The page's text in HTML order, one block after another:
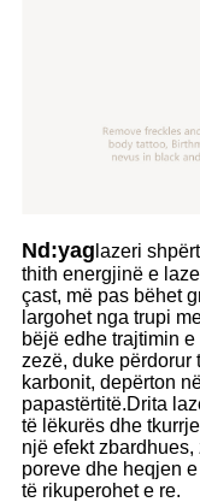
Nd:yag lazeri
thith energjinë e
çast, më pas bëhet
largohet nga trupi
bëjë edhe trajtimin
zezë, duke përdorur
karbonit, depërton
papastërtitë.Drita
të lëkurës dhe
një efekt
poreve dhe heqjen
të rikuperohet e re.